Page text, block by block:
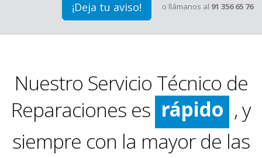
¡Deja tu aviso! o llámanos al 91 356 65 76
Nuestro Servicio Técnico de
Reparaciones es
rápido
limpio
eficaz
, y
siempre con la mayor de las